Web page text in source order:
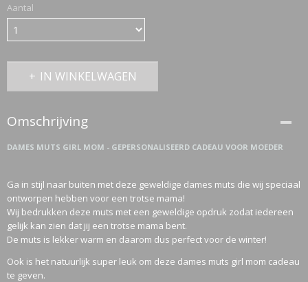
Aantal
IN WINKELWAGEN
Omschrijving
DAMES MUTS GIRL MOM - GEPERSONALISEERD CADEAU VOOR MOEDER
Ga in stijl naar buiten met deze geweldige dames muts die wij speciaal
ontworpen hebben voor een trotse mama!
Wij bedrukken deze muts met een geweldige opdruk zodat iedereen
gelijk kan zien dat jij een trotse mama bent.
De muts is lekker warm en daarom dus perfect voor de winter!
Ook is het natuurlijk super leuk om deze dames muts girl mom cadeau
te geven.